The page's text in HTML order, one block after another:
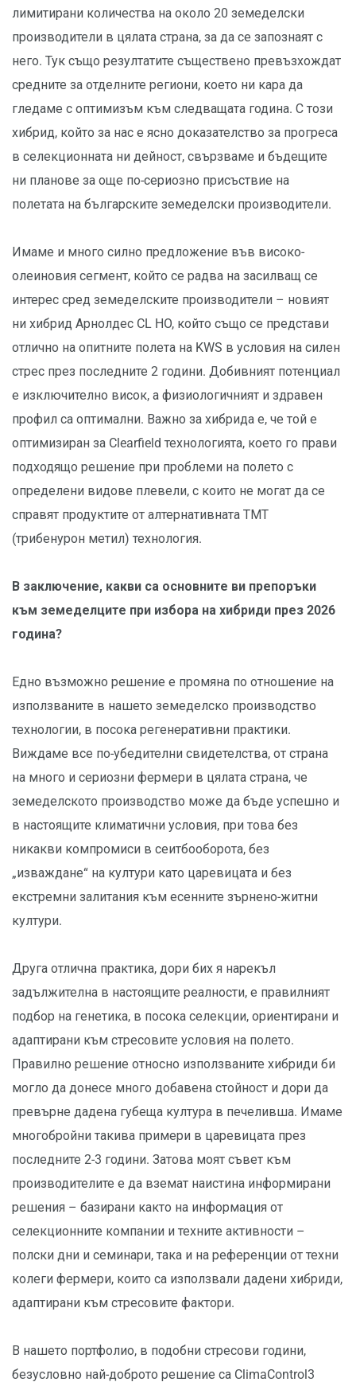
лимитирани количества на около 20 земеделски
производители в цялата страна, за да се запознаят с
него. Тук също резултатите съществено превъзхождат
средните за отделните региони, което ни кара да
гледаме с оптимизъм към следващата година. С този
хибрид, който за нас е ясно доказателство за прогреса
в селекционната ни дейност, свързваме и бъдещите
ни планове за още по-сериозно присъствие на
полетата на българските земеделски производители.
Имаме и много силно предложение във високо-
олеиновия сегмент, който се радва на засилващ се
интерес сред земеделските производители – новият
ни хибрид Арнолдес CL HO, който също се представи
отлично на опитните полета на KWS в условия на силен
стрес през последните 2 години. Добивният потенциал
е изключително висок, а физиологичният и здравен
профил са оптимални. Важно за хибрида е, че той е
оптимизиран за Clearfield технологията, което го прави
подходящо решение при проблеми на полето с
определени видове плевели, с които не могат да се
справят продуктите от алтернативната ТМТ
(трибенурон метил) технология.
В заключение, какви са основните ви препоръки
към земеделците при избора на хибриди през 2026
година?
Едно възможно решение е промяна по отношение на
използваните в нашето земеделско производство
технологии, в посока регенеративни практики.
Виждаме все по-убедителни свидетелства, от страна
на много и сериозни фермери в цялата страна, че
земеделското производство може да бъде успешно и
в настоящите климатични условия, при това без
никакви компромиси в сеитбооборота, без
„изваждане“ на култури като царевицата и без
екстремни залитания към есенните зърнено-житни
култури.
Друга отлична практика, дори бих я нарекъл
задължителна в настоящите реалности, е правилният
подбор на генетика, в посока селекции, ориентирани и
адаптирани към стресовите условия на полето.
Правилно решение относно използваните хибриди би
могло да донесе много добавена стойност и дори да
превърне дадена губеща култура в печеливша. Имаме
многобройни такива примери в царевицата през
последните 2-3 години. Затова моят съвет към
производителите е да вземат наистина информирани
решения – базирани както на информация от
селекционните компании и техните активности –
полски дни и семинари, така и на референции от техни
колеги фермери, които са използвали дадени хибриди,
адаптирани към стресовите фактори.
В нашето портфолио, в подобни стресови години,
безусловно най-доброто решение са ClimaControl3